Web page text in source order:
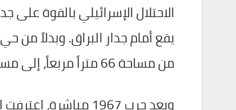
الاحتلال الإسرائيلي بالقوة
يقع أمام جدار البراق. وبدلاً من
من مساحة 66 متراً مربعاً، إلى مساحة 6300 متراً مربعاً.
وبعد حرب 1967